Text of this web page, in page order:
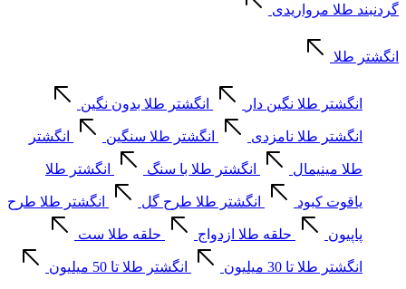
گردنبند طلا مرواریدی
انگشتر طلا
انگشتر طلا نگین دار انگشتر طلا بدون نگین
انگشتر طلا نامزدی انگشتر طلا سنگین انگشتر
طلا مینیمال انگشتر طلا با سنگ انگشتر طلا
یاقوت کبود انگشتر طلا طرح گل انگشتر طلا طرح
پاپیون حلقه طلا ازدواج حلقه طلا ست
انگشتر طلا تا 30 میلیون انگشتر طلا تا 50 میلیون